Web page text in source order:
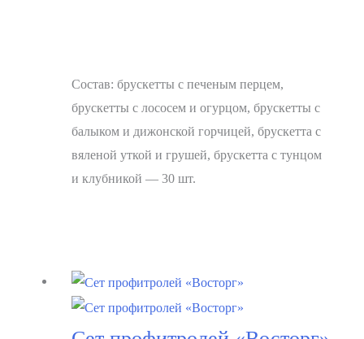
Состав: брускетты с печеным перцем,
брускетты с лососем и огурцом, брускетты с
балыком и дижонской горчицей, брускетта с
вяленой уткой и грушей, брускетта с тунцом
и клубникой — 30 шт.